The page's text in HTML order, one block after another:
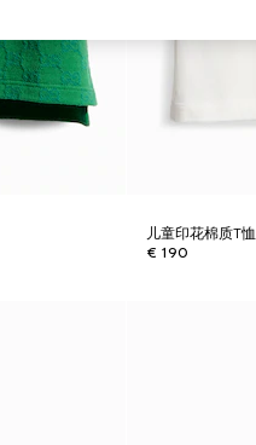
儿童印花棉质T恤
€ 190